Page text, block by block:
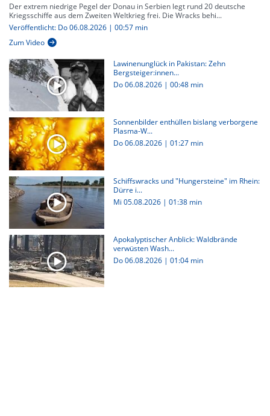
Der extrem niedrige Pegel der Donau in Serbien legt rund 20 deutsche
Kriegsschiffe aus dem Zweiten Weltkrieg frei. Die Wracks behi...
Veröffentlicht: Do 06.08.2026 | 00:57 min
Zum Video
Lawinenunglück in Pakistan: Zehn
Bergsteiger:innen...
Do 06.08.2026 | 00:48 min
Sonnenbilder enthüllen bislang verborgene
Plasma-W...
Do 06.08.2026 | 01:27 min
Schiffswracks und "Hungersteine" im Rhein:
Dürre i...
Mi 05.08.2026 | 01:38 min
Apokalyptischer Anblick: Waldbrände
verwüsten Wash...
Do 06.08.2026 | 01:04 min